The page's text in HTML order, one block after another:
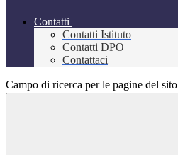
Contatti
Contatti Istituto
Contatti DPO
Contattaci
Campo di ricerca per le pagine del sito